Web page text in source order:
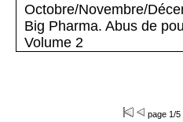
Octobre/Novembre/
Big Pharma. Abus de
Volume 2
page 1/5